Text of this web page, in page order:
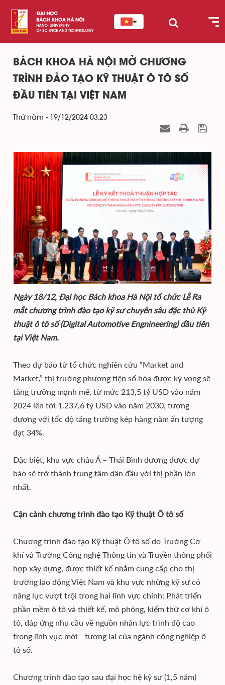
BÁCH KHOA HÀ NỘI MỞ CHƯƠNG
TRÌNH ĐÀO TẠO KỸ THUẬT Ô TÔ SỐ
ĐẦU TIÊN TẠI VIỆT NAM
Thứ năm - 19/12/2024 03:23
Ngày 18/12, Đại học Bách khoa Hà Nội tổ chức Lễ Ra
mắt chương trình đào tạo kỹ sư chuyên sâu đặc thù Kỹ
thuật ô tô số (Digital Automotive Engnineering) đầu tiên
tại Việt Nam.
Theo dự báo từ tổ chức nghiên cứu “Market and
Market,” thị trường phương tiện số hóa được kỳ vọng sẽ
tăng trưởng mạnh mẽ, từ mức 213,5 tỷ USD vào năm
2024 lên tới 1.237,6 tỷ USD vào năm 2030, tương
đương với tốc độ tăng trưởng kép hàng năm ấn tượng
đạt 34%.
Đặc biệt, khu vực châu Á – Thái Bình dương được dự
báo sẽ trở thành trung tâm dẫn đầu với thị phần lớn
nhất.
Cận cảnh chương trình đào tạo Kỹ thuật Ô tô số
Chương trình đào tạo Kỹ thuật Ô tô số do Trường Cơ
khí và Trường Công nghệ Thông tin và Truyền thông phối
hợp xây dựng, được thiết kế nhằm cung cấp cho thị
trường lao động Việt Nam và khu vực những kỹ sư có
năng lực vượt trội trong hai lĩnh vực chính: Phát triển
phần mềm ô tô và thiết kế, mô phỏng, kiểm thử cơ khí ô
tô, đáp ứng nhu cầu về nguồn nhân lực trình độ cao
trong lĩnh vực mới - tương lai của ngành công nghiệp ô
tô số.
Chương trình đào tạo sau đại học hệ kỹ sư (1,5 năm)